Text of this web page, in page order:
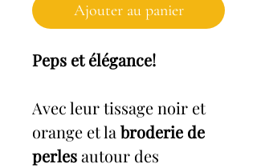
Ajouter au panier
Peps et élégance!
Avec leur tissage noir et
orange et la broderie de
perlesautour des